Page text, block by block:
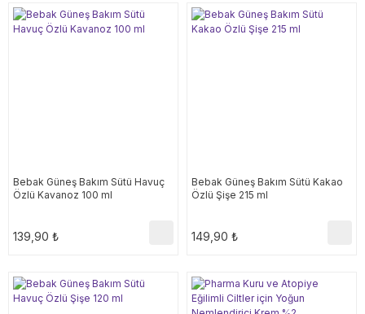
Bebak Güneş Bakım Sütü Havuç
Özlü Kavanoz 100 ml
139,90 ₺
Bebak Güneş Bakım Sütü Kakao
Özlü Şişe 215 ml
149,90 ₺